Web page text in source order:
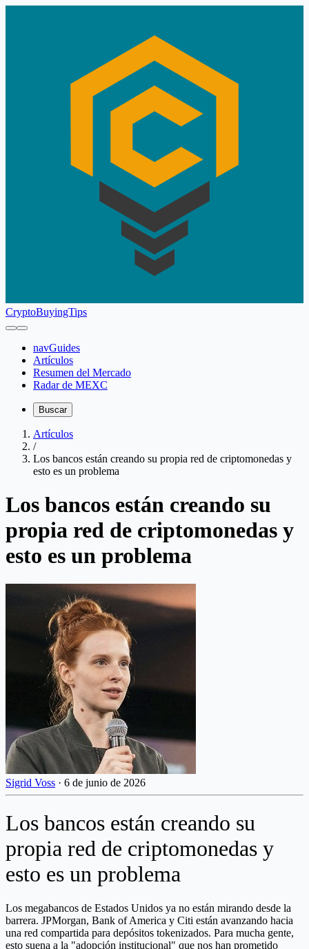
CryptoBuyingTips
navGuides
Artículos
Resumen del Mercado
Radar de MEXC
Buscar
Artículos
/
Los bancos están creando su propia red de criptomonedas y
esto es un problema
Los bancos están creando su
propia red de criptomonedas y
esto es un problema
Sigrid Voss · 6 de junio de 2026
Los bancos están creando su
propia red de criptomonedas y
esto es un problema
Los megabancos de Estados Unidos ya no están mirando desde la
barrera. JPMorgan, Bank of America y Citi están avanzando hacia
una red compartida para depósitos tokenizados. Para mucha gente,
esto suena a la "adopción institucional" que nos han prometido